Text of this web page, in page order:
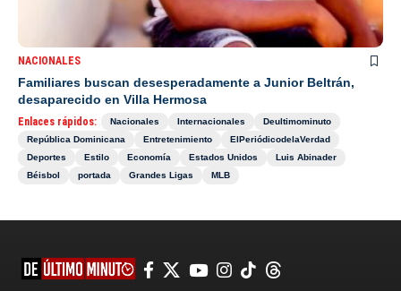
NACIONALES
Familiares buscan desesperadamente a Junior Beltrán,
desaparecido en Villa Hermosa
Enlaces rápidos: Nacionales Internacionales
Deultimominuto
República Dominicana
Entretenimiento
ElPeriódicodelaVerdad
Deportes
Estilo Economía Estados Unidos
Luis Abinader
Béisbol
portada Grandes Ligas MLB